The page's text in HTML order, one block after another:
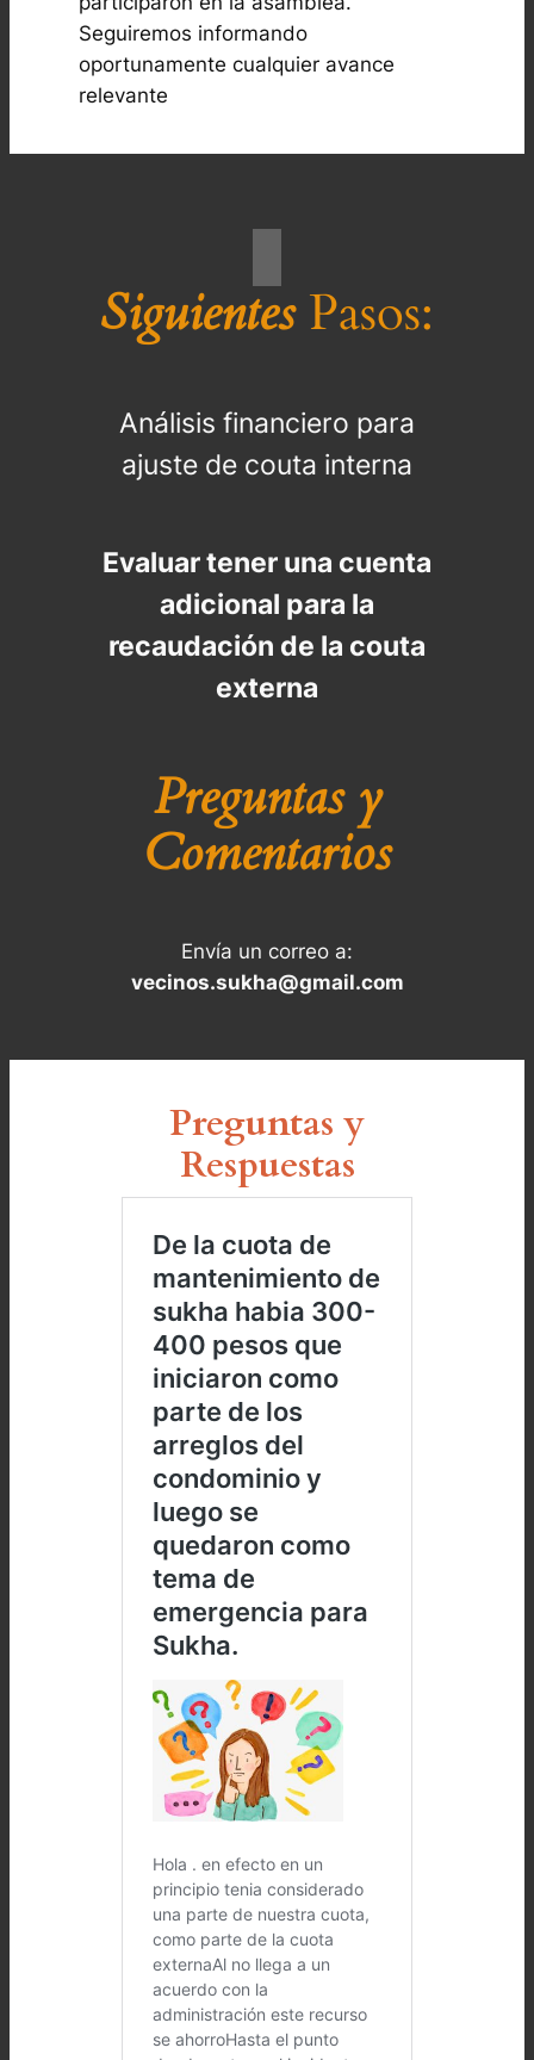
Seguiremos informando
oportunamente cualquier avance
relevante
SiguientesPasos:
Análisis financiero para
ajuste de couta interna
Evaluar tener una cuenta
adicional para la
recaudación de la couta
externa
Preguntas y
Comentarios
Envía un correo a:
vecinos.sukha@gmail.com
Preguntas y
Respuestas